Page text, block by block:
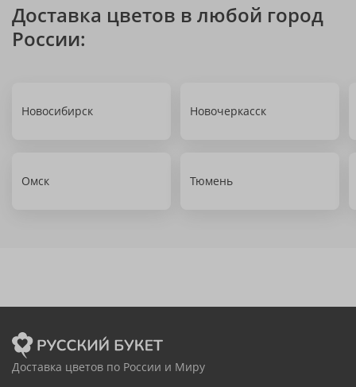
Доставка цветов в любой город
России:
Новосибирск Новочеркасск
Омск Тюмень
Доставка цветов по России и Миру